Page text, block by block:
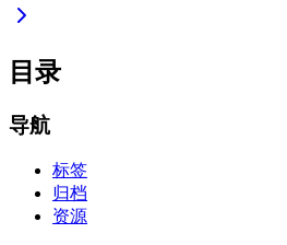
目录
导航
标签
归档
资源